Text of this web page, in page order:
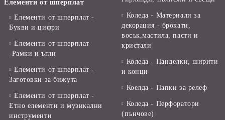
Елементи от шперплат
Елементи от шперплат -
Букви и цифри
Елементи от шперплат
-Рамки и ъгли
Елементи от шперплат -
Заготовки за бижута
Елементи от шперплат -
Етно елементи и музикални
инструменти
Коледа - Материали за
декорация - брокати,
восък,мастила, пасти и
кристали
Коледа - Панделки, ширити
и конци
Коелда - Папки за релеф
Коледа - Перфоратори
(пънчове)